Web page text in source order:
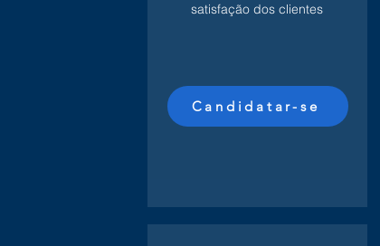
satisfação dos clientes
Candidatar-se